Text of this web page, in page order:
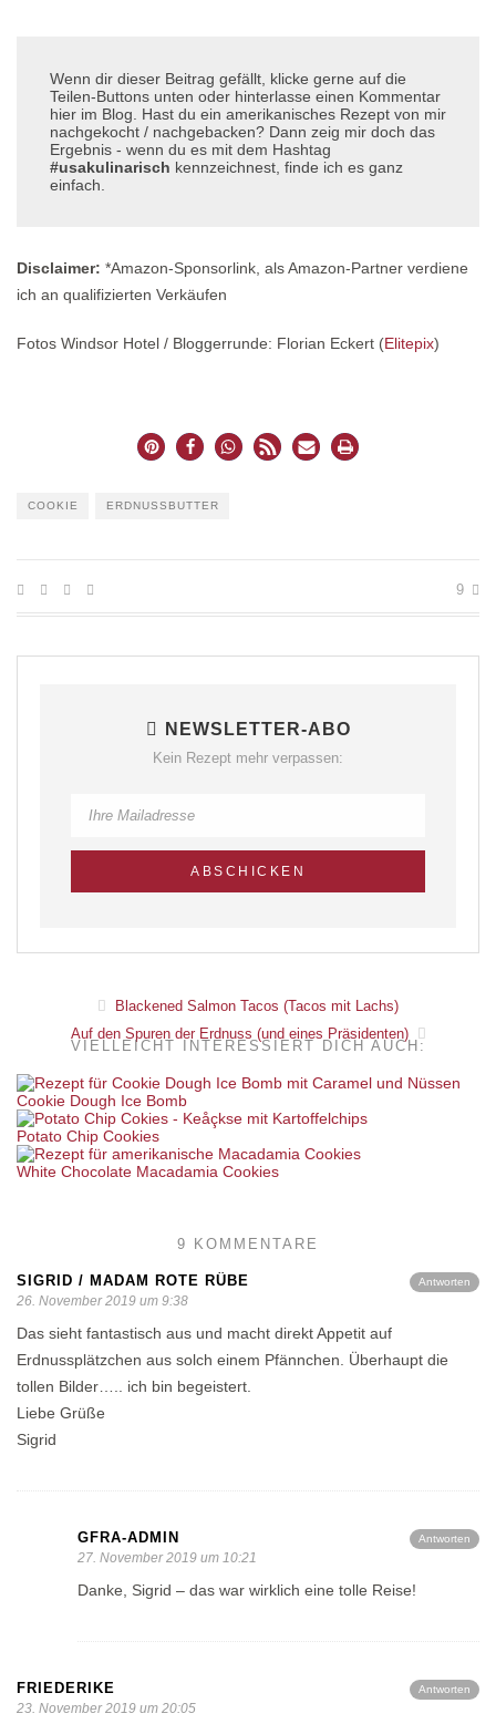
Wenn dir dieser Beitrag gefällt, klicke gerne auf die
Teilen-Buttons unten oder hinterlasse einen Kommentar
hier im Blog. Hast du ein amerikanisches Rezept von mir
nachgekocht / nachgebacken? Dann zeig mir doch das
Ergebnis - wenn du es mit dem Hashtag
#usakulinarisch kennzeichnest, finde ich es ganz
einfach.
Disclaimer: *Amazon-Sponsorlink, als Amazon-Partner verdiene
ich an qualifizierten Verkäufen
Fotos Windsor Hotel / Bloggerrunde: Florian Eckert (Elitepix)
COOKIE ERDNUSSBUTTER
9
NEWSLETTER-ABO
Kein Rezept mehr verpassen:
Blackened Salmon Tacos (Tacos mit Lachs)
Auf den Spuren der Erdnuss (und eines Präsidenten)
VIELLEICHT INTERESSIERT DICH AUCH:
Cookie Dough Ice Bomb
Potato Chip Cookies
White Chocolate Macadamia Cookies
9 KOMMENTARE
Antworten
SIGRID / MADAM ROTE RÜBE
26. November 2019 um 9:38
Das sieht fantastisch aus und macht direkt Appetit auf
Erdnussplätzchen aus solch einem Pfännchen. Überhaupt die
tollen Bilder….. ich bin begeistert.
Liebe Grüße
Sigrid
Antworten
GFRA-ADMIN
27. November 2019 um 10:21
Danke, Sigrid – das war wirklich eine tolle Reise!
Antworten
FRIEDERIKE
23. November 2019 um 20:05